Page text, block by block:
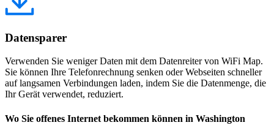
Datensparer
Verwenden Sie weniger Daten mit dem Datenreiter von WiFi Map.
Sie können Ihre Telefonrechnung senken oder Webseiten schneller
auf langsamen Verbindungen laden, indem Sie die Datenmenge, die
Ihr Gerät verwendet, reduziert.
Wo Sie offenes Internet bekommen können in Washington